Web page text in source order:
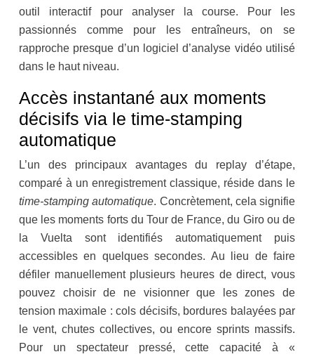
outil interactif pour analyser la course. Pour les
passionnés comme pour les entraîneurs, on se
rapproche presque d’un logiciel d’analyse vidéo utilisé
dans le haut niveau.
Accès instantané aux moments
décisifs via le time-stamping
automatique
L’un des principaux avantages du replay d’étape,
comparé à un enregistrement classique, réside dans le
time-stamping automatique. Concrètement, cela signifie
que les moments forts du Tour de France, du Giro ou de
la Vuelta sont identifiés automatiquement puis
accessibles en quelques secondes. Au lieu de faire
défiler manuellement plusieurs heures de direct, vous
pouvez choisir de ne visionner que les zones de
tension maximale : cols décisifs, bordures balayées par
le vent, chutes collectives, ou encore sprints massifs.
Pour un spectateur pressé, cette capacité à «